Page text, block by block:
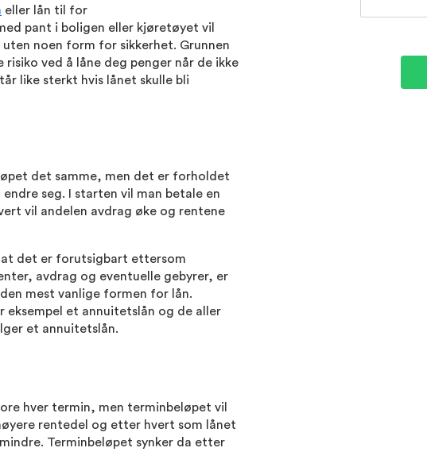
eller lån til for
pant i boligen eller kjøretøyet vil
noen form for sikkerhet. Grunnen
ved å låne deg penger når de ikke
like sterkt hvis lånet skulle bli
det samme, men det er forholdet
seg. I starten vil man betale en
vil andelen avdrag øke og rentene
at det er forutsigbart ettersom
avdrag og eventuelle gebyrer, er
mest vanlige formen for lån.
eksempel et annuitetslån og de aller
et annuitetslån.
hver termin, men terminbeløpet vil
rentedel og etter hvert som lånet
Terminbeløpet synker da etter